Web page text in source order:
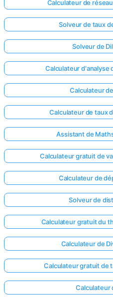
Connectez-
vous ici !
Calculateur de
Solveur de taux
Solveur de
Calculateur d'analyse
Calculateur
Calculateur de taux
Assistant de
Calculateur gratuit de
Calculateur de
Solveur de
Calculateur gratuit du
Calculateur de
Calculateur gratuit de
Calculateur